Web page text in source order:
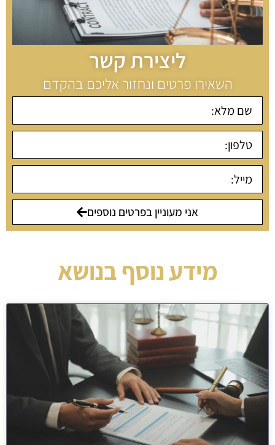
ליצירת קשר
השאירו פרטים ונחזור אליכם בהקדם
אני מעוניין בפרטים נוספים
מידע נוסף בנושא